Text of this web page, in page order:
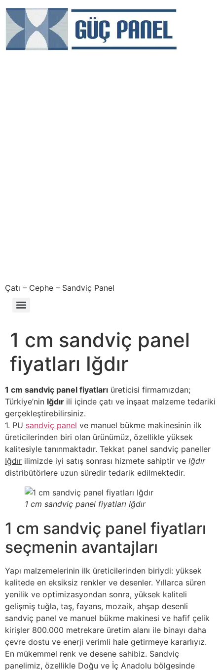
Çatı – Cephe – Sandviç Panel
1 cm sandviç panel
fiyatları Iğdır
1 cm sandviç panel fiyatları üreticisi firmamızdan;
Türkiye’nin Iğdır ili içinde çatı ve inşaat malzeme tedariki
gerçekleştirebilirsiniz.
1. PU sandviç panel ve manuel bükme makinesinin ilk
üreticilerinden biri olan ürünümüz, özellikle yüksek
kalitesiyle tanınmaktadır. Tekkat panel sandviç paneller
Iğdır ilimizde iyi satış sonrası hizmete sahiptir ve Iğdır
distribütörlere uzun süredir tedarik edilmektedir.
1 cm sandviç panel fiyatları Iğdır
1 cm sandviç panel fiyatları
seçmenin avantajları
Yapı malzemelerinin ilk üreticilerinden biriydi: yüksek
kalitede en eksiksiz renkler ve desenler. Yıllarca süren
yenilik ve optimizasyondan sonra, yüksek kaliteli
gelişmiş tuğla, taş, fayans, mozaik, ahşap desenli
sandviç panel ve manuel bükme makinesi ve hafif çelik
kirişler 800.000 metrekare üretim alanı ile binayı daha
çevre dostu ve enerji verimli hale getirmeye kararlıyız.
En mükemmel renk ve desene sahibiz. Sandviç
panelimiz, özellikle Doğu ve İç Anadolu bölgesinde